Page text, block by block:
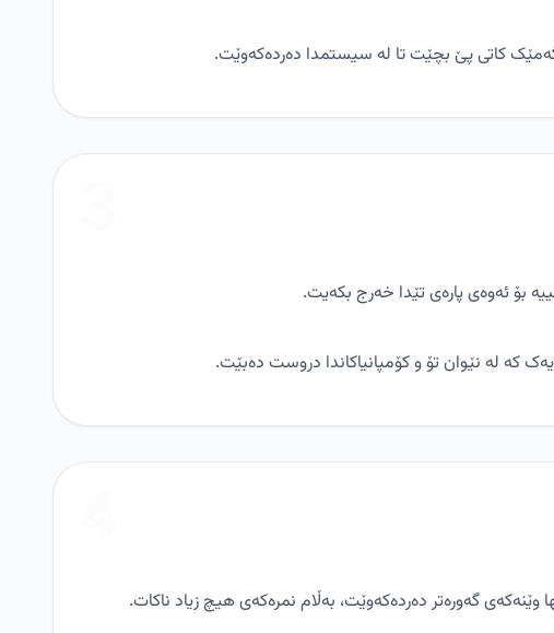
کاتی پێ بچێت تا لە سیستمدا دەردەکەوێت.
وێنەکەی گەورەتر دەردەکەوێت، بەڵام نمرەکەی هیچ زیاد ناکات.